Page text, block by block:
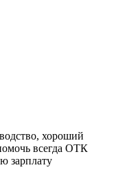
хороший
всегда ОТК
зарплату